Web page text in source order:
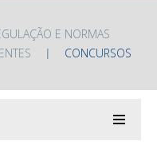
E NORMAS
CONCURSOS